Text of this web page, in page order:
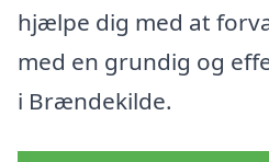
hjælpe dig med at
med en grundig og
i Brændekilde.